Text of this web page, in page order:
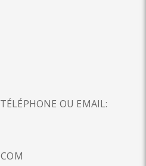
OU EMAIL: